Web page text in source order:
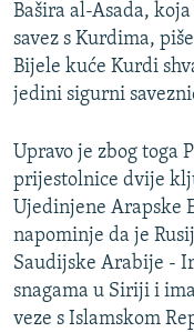
Bašira al-Asada,
savez s Kurdima, piše
Bijele kuće Kurdi
jedini sigurni
Upravo je zbog toga
prijestolnice dvije
Ujedinjene Arapske
napominje da je
Saudijske Arabije -
snagama u Siriji i
veze s Islamskom